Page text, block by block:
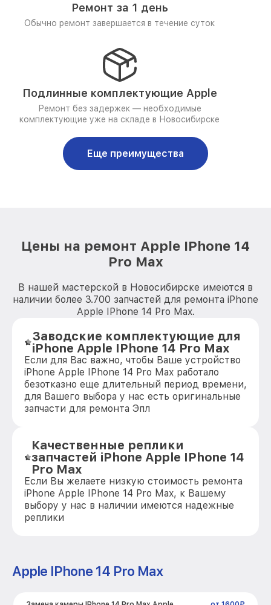
Ремонт за 1 день
Обычно ремонт завершается в течение суток
Подлинные комплектующие Apple
Ремонт без задержек — необходимые
комплектующие уже на складе в Новосибирске
Еще преимущества
Цены на ремонт Apple IPhone 14
Pro Max
В нашей мастерской в Новосибирске имеются в
наличии более 3.700 запчастей для ремонта iPhone
Apple IPhone 14 Pro Max.
Заводские комплектующие для
iPhone Apple IPhone 14 Pro Max
Если для Вас важно, чтобы Ваше устройство
iPhone Apple IPhone 14 Pro Max работало
безотказно еще длительный период времени,
для Вашего выбора у нас есть оригинальные
запчасти для ремонта Эпл
Качественные реплики
запчастей iPhone Apple IPhone 14
Pro Max
Если Вы желаете низкую стоимость ремонта
iPhone Apple IPhone 14 Pro Max, к Вашему
выбору у нас в наличии имеются надежные
реплики
Apple IPhone 14 Pro Max